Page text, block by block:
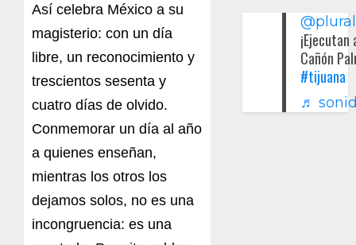
Así celebra México a su
magisterio: con un día
libre, un reconocimiento y
trescientos sesenta y
cuatro días de olvido.
Conmemorar un día al año
a quienes enseñan,
mientras los otros los
dejamos solos, no es una
incongruencia: es una
Cañón
#tijuana
♬